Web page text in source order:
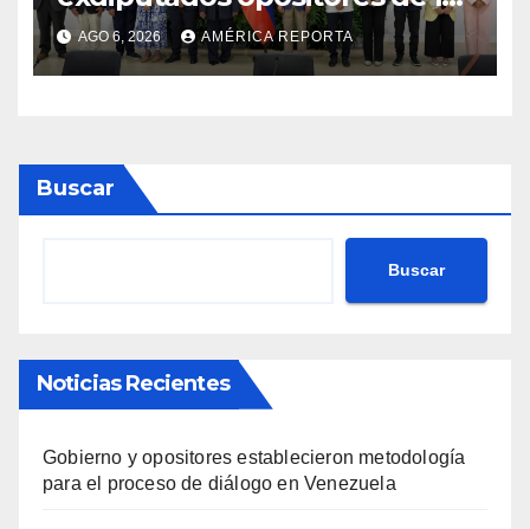
AN de 2015
AGO 6, 2026 AMÉRICA REPORTA
Buscar
Buscar
Noticias Recientes
Gobierno y opositores establecieron metodología
para el proceso de diálogo en Venezuela